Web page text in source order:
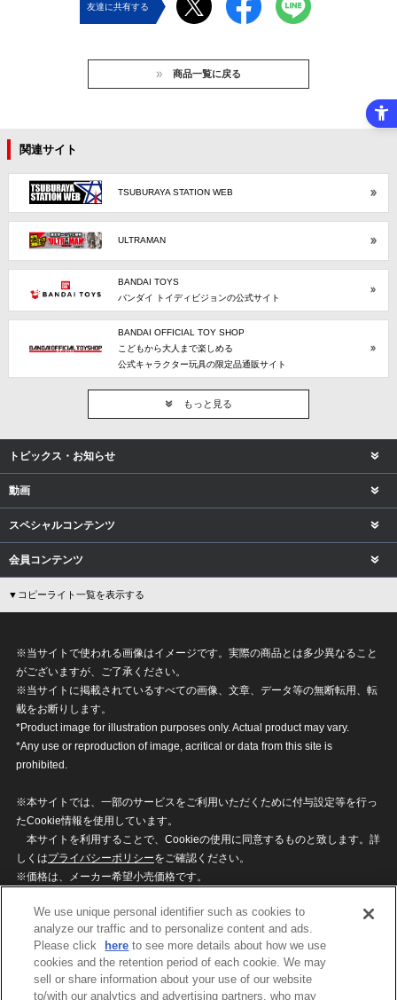
友達に共有する
商品一覧に戻る
関連サイト
TSUBURAYA STATION WEB
ULTRAMAN
BANDAI TOYS
バンダイ トイディビジョンの公式サイト
BANDAI OFFICIAL TOY SHOP
こどもから大人まで楽しめる
公式キャラクター玩具の限定品通販サイト
もっと見る
トピックス・お知らせ
動画
スペシャルコンテンツ
会員コンテンツ
▼コピーライト一覧を表示する
※当サイトで使われる画像はイメージです。実際の商品とは多少異なること
がございますが、ご了承ください。
※当サイトに掲載されているすべての画像、文章、データ等の無断転用、転
載をお断りします。
*Product image for illustration purposes only. Actual product may vary.
*Any use or reproduction of image, acritical or data from this site is
prohibited.
※本サイトでは、一部のサービスをご利用いただくために付与設定等を行っ
たCookie情報を使用しています。
本サイトを利用することで、Cookieの使用に同意するものと致します。詳
しくはプライバシーポリシーをご確認ください。
※価格は、メーカー希望小売価格です。
ざいますのでご了承ください。
privacypolicy
Do Not Sell or Share My
Personal Information
We use unique personal identifier such as cookies to
analyze our traffic and to personalize content and ads.
Please click
here to see more details about how we use
cookies and the retention period of each cookie. We may
sell or share information about your use of our website
to/with our analytics and advertising partners, who may